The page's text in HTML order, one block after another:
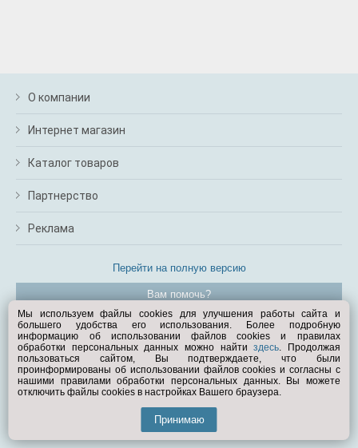
О компании
Интернет магазин
Каталог товаров
Партнерство
Реклама
Перейти на полную версию
Вам помочь?
© Exist.ru 1998—2026
Мы используем файлы cookies для улучшения работы сайта и
большего удобства его использования. Более подробную
информацию об использовании файлов cookies и правилах
обработки персональных данных можно найтиздесь. Продолжая
пользоваться сайтом, Вы подтверждаете, что были
проинформированы об использовании файлов cookies и согласны с
нашими правилами обработки персональных данных. Вы можете
отключить файлы cookies в настройках Вашего браузера.
Принимаю